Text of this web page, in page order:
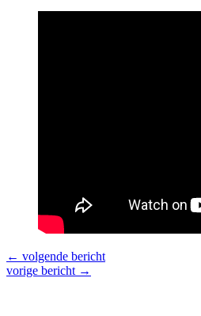
← volgende bericht
vorige bericht →